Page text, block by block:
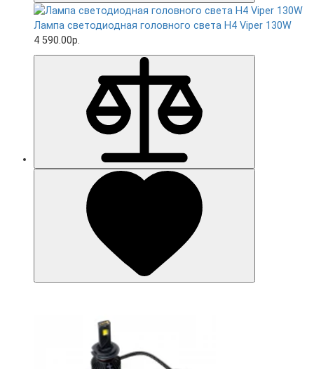
Лампа светодиодная головного света H4 Viper 130W
4 590.00р.